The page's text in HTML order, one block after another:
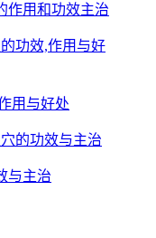
作用和功效主治
用与好处
与主治